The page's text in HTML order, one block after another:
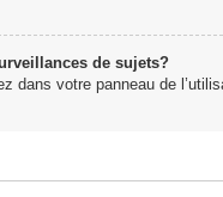
de sujets?
dans votre panneau de